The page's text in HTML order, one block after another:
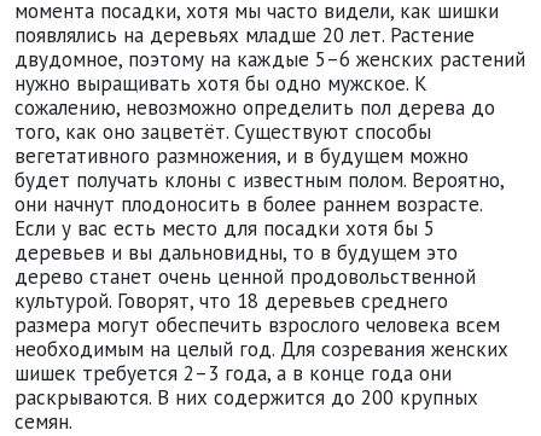
момента посадки, хотя мы часто видели, как шишки
появлялись на деревьях младше 20 лет. Растение
двудомное, поэтому на каждые 5–6 женских растений
нужно выращивать хотя бы одно мужское. К
сожалению, невозможно определить пол дерева до
того, как оно зацветёт. Существуют способы
вегетативного размножения, и в будущем можно
будет получать клоны с известным полом. Вероятно,
они начнут плодоносить в более раннем возрасте.
Если у вас есть место для посадки хотя бы 5
деревьев и вы дальновидны, то в будущем это
дерево станет очень ценной продовольственной
культурой. Говорят, что 18 деревьев среднего
размера могут обеспечить взрослого человека всем
необходимым на целый год. Для созревания женских
шишек требуется 2–3 года, а в конце года они
раскрываются. В них содержится до 200 крупных
семян.